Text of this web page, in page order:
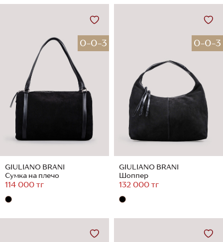
0-0-3
GIULIANO BRANI
Сумка на плечо
114 000 тг
0-0-3
GIULIANO BRANI
Шоппер
132 000 тг